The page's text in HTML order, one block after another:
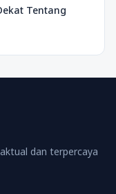
Tentang
dan terpercaya